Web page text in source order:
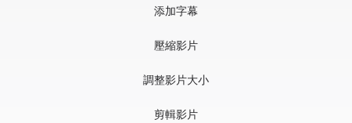
添加字幕
壓縮影片
調整影片大小
剪輯影片